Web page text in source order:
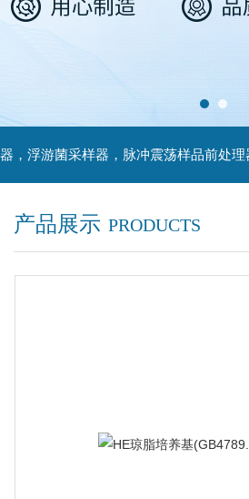
产品展示 PRODUCTS